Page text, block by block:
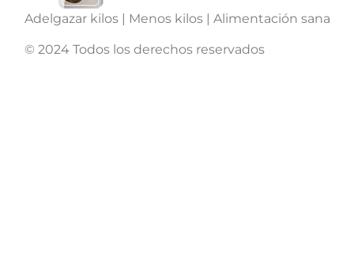
Adelgazar kilos | Menos kilos | Alimentación sana
© 2024 Todos los derechos reservados